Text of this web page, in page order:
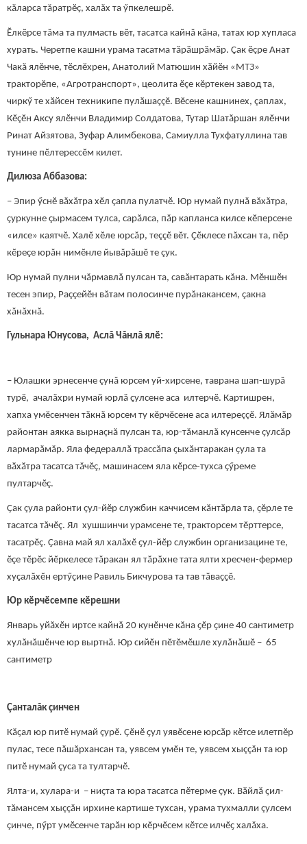
кăларса тăратрӗç, халăх та ӳпкелешрӗ.
Ӗлкӗрсе тăма та пулмасть вӗт, тасатса кайнă кăна, татах юр хупласа
хурать. Черетпе кашни урама тасатма тӑрӑшрӑмӑр. Çак ӗçре Анат
Чакă ялӗнче, тӗслӗхрен, Анатолий Матюшин хӑйӗн «МТЗ»
тракторӗпе, «Агротранспорт», цеолита ӗçе кӗртекен завод та,
чиркӳ те хӑйсен техникипе пулӑшаççӗ. Вӗсене кашнинех, çаплах,
Кӗçӗн Аксу ялӗнчи Владимир Солдатова, Тутар Шатăршан ялӗнчи
Ринат Айзятова, Зуфар Алимбекова, Самиулла Тухфатуллина тав
тунине пӗлтерессӗм килет.
Дилюза Аббазова:
– Эпир ӳснӗ вăхăтра хӗл çапла пулатчӗ. Юр нумай пулнă вăхăтра,
çуркунне çырмасем тулса, сарăлса, пăр капланса килсе кӗперсене
«илсе» каятчӗ. Халӗ хӗле юрсăр, теççӗ вӗт. Çӗклесе пăхсан та, пӗр
кӗреçе юрăн нимӗнле йывăрăшӗ те çук.
Юр нумай пулни чăрмавлă пулсан та, савăнтарать кăна. Мӗншӗн
тесен эпир, Раççейӗн вăтам полосинче пурăнакансем, çакна
хăнăхнă.
Гульнара Юнусова, Аслă Чăнлă ялӗ:
– Юлашки эрнесенче çунă юрсем уй-хирсене, таврана шап-шурă
турӗ, ачалăхри нумай юрлă ҫулсене аса илтерчӗ. Картишрен,
хапха умӗсенчен тăкнă юрсем ту кӗрчӗсене аса илтереççӗ. Ялăмăр
районтан аякка вырнаçнă пулсан та, юр-тăманлă кунсенче çулсăр
лармарăмăр. Яла федераллă трассăпа ҫыхӑнтаракан ҫула та
вӑхӑтра тасатса тăчӗç, машинасем яла кӗрсе-тухса çӳреме
пултарчӗç.
Ҫак çула районти çул-йӗр службин каччисем кӑнтӑрла та, ҫӗрле те
тасатса тăчӗç. Ял хушшинчи урамсене те, тракторсем тӗрттерсе,
тасатрӗç. Ҫавна май ял халăхӗ ҫул-йӗр службин организацине те,
ӗçе тӗрӗс йӗркелесе тăракан ял тӑрӑхне тата ялти хресчен-фермер
хуҫалӑхӗн ертӳҫине Равиль Бикчурова та тав тӑваҫҫӗ.
Юр кӗрчӗсемпе кӗрешни
Январь уйăхӗн иртсе кайнă 20 кунӗнче кӑна ҫӗр ҫине 40 сантиметр
хулăнăшӗнче юр выртнă. Юр сийӗн пӗтӗмӗшле хулăнăшӗ – 65
сантиметр
Çанталăк çинчен
Кӑҫал юр питӗ нумай çурӗ. Çӗнӗ ҫул уявӗсене юрсӑр кӗтсе илетпӗр
пулас, тесе пăшăрхансан та, уявсем умӗн те, уявсем хыççăн та юр
питӗ нумай çуса та тултарчӗ.
Ялта-и, хулара-и – ниҫта та юра тасатса пӗтерме çук. Вӑйлӑ ҫил-
тăмансем хыççăн ирхине картише тухсан, урама тухмалли çулсем
çинче, пӳрт умӗсенче тарӑн юр кӗрчӗсем кӗтсе илчӗҫ халăха.